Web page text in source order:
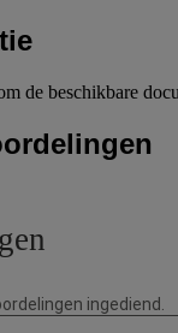
de beschikbare